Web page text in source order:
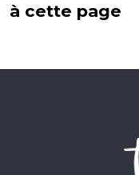
à cette page